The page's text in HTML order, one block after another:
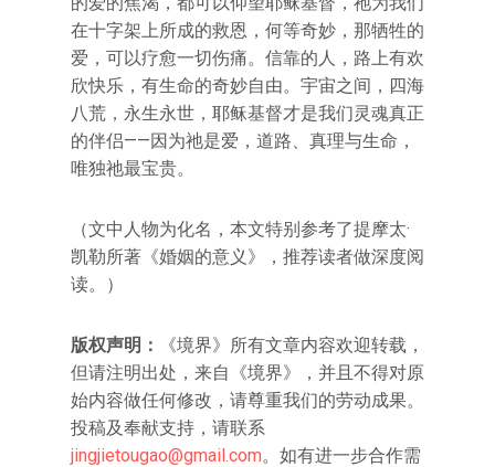
在十字架上所成的救恩，何等奇妙，那牺牲的
爱，可以疗愈一切伤痛。信靠的人，路上有欢
欣快乐，有生命的奇妙自由。宇宙之间，四海
八荒，永生永世，耶稣基督才是我们灵魂真正
的伴侣——因为祂是爱，道路、真理与生命，
唯独祂最宝贵。
（文中人物为化名，本文特别参考了提摩太·
凯勒所著《婚姻的意义》，推荐读者做深度阅
读。）
版权声明：
《境界》所有文章内容欢迎转载，
但请注明出处，来自《境界》，并且不得对原
始内容做任何修改，请尊重我们的劳动成果。
投稿及奉献支持，请联系
jingjietougao@gmail.com。如有进一步合作需